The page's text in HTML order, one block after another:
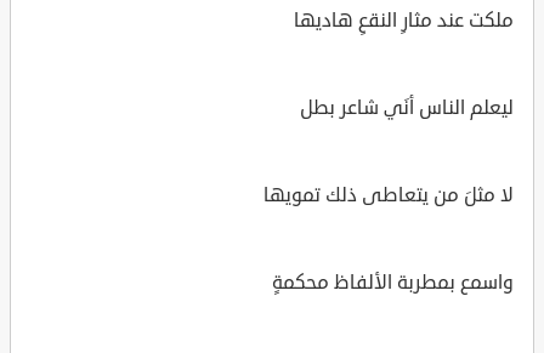
ملكت عند مثارِ النقعِ هاديها
ليعلم الناس أنَي شاعر بطل
لا مثلَ من يتعاطى ذلك تمويها
واسمع بمطربة الألفاظ محكمةٍ